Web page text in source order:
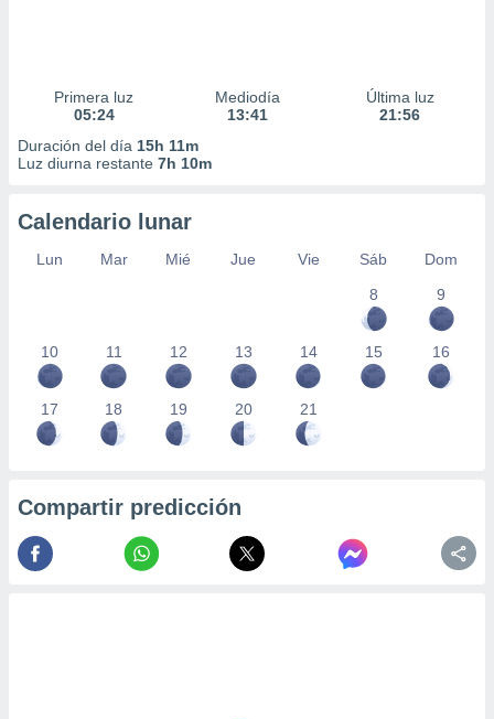
Primera luz
05:24
Mediodía
13:41
Última luz
21:56
Duración del día 15h 11m
Luz diurna restante 7h 10m
Calendario lunar
Lun Mar Mié Jue Vie Sáb
Dom
8
9
10 11 12 13 14 15 16
17 18 19 20 21
Compartir predicción